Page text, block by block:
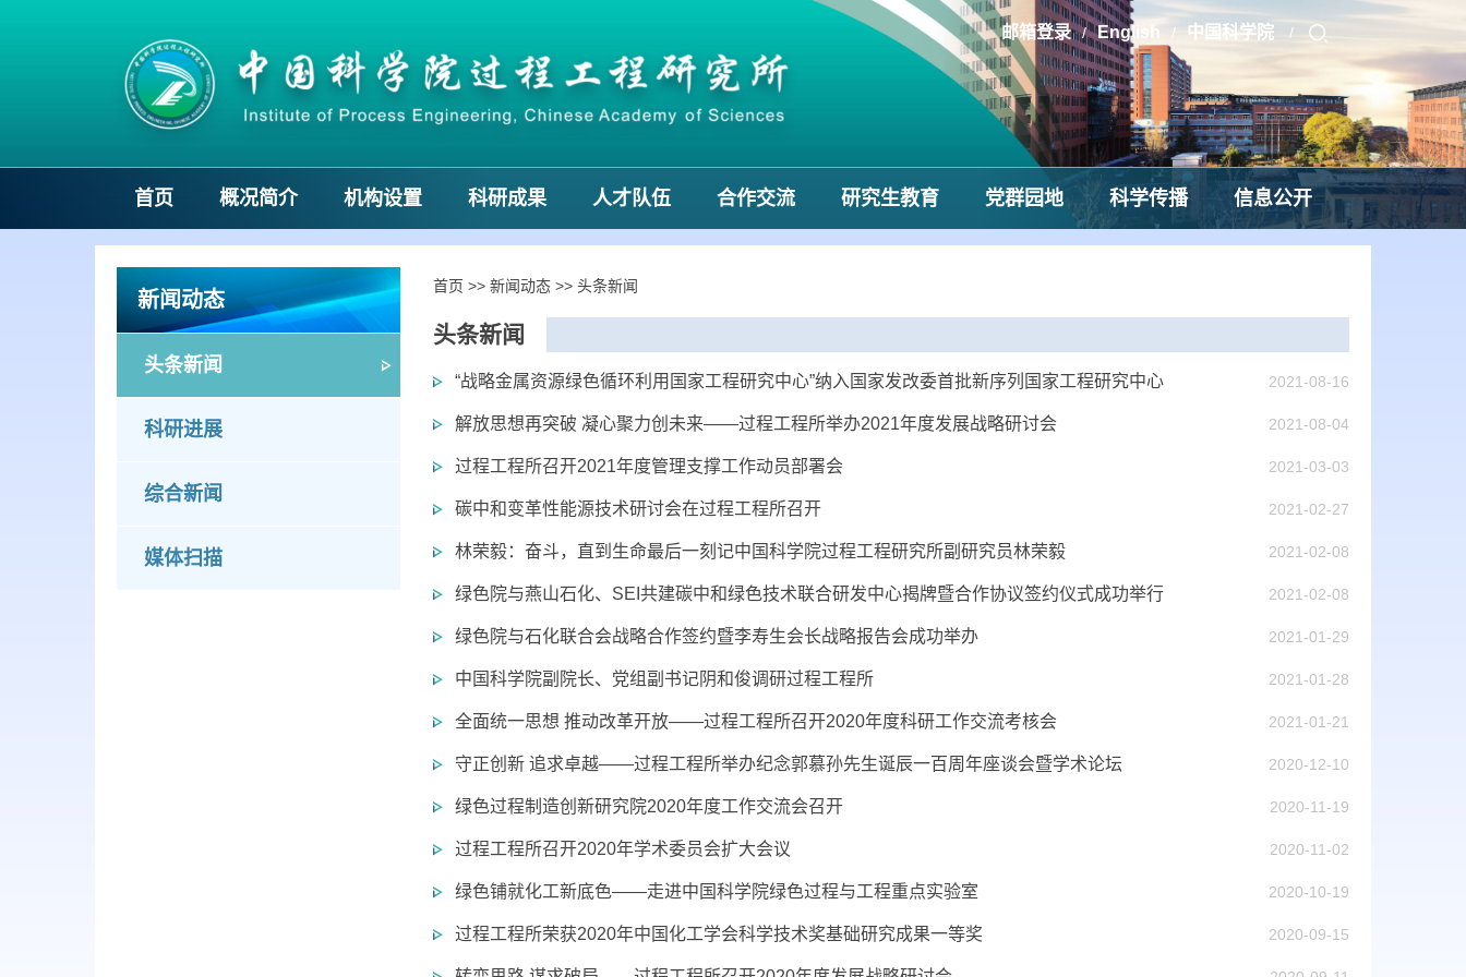
邮箱登录 / English / 中国科学院 /
首页 概况简介 机构设置 科研成果 人才队伍 合作交流 研究生教育 党群园地 科学传播 信息公开
新闻动态
头条新闻
科研进展
综合新闻
媒体扫描
首页 >> 新闻动态 >> 头条新闻
头条新闻
“战略金属资源绿色循环利用国家工程研究中心”纳入国家发改委首批新序列国家工程研究中心 2021-08-16
解放思想再突破 凝心聚力创未来——过程工程所举办2021年度发展战略研讨会 2021-08-04
过程工程所召开2021年度管理支撑工作动员部署会 2021-03-03
碳中和变革性能源技术研讨会在过程工程所召开 2021-02-27
林荣毅：奋斗，直到生命最后一刻记中国科学院过程工程研究所副研究员林荣毅 2021-02-08
绿色院与燕山石化、SEI共建碳中和绿色技术联合研发中心揭牌暨合作协议签约仪式成功举行 2021-02-08
绿色院与石化联合会战略合作签约暨李寿生会长战略报告会成功举办 2021-01-29
中国科学院副院长、党组副书记阴和俊调研过程工程所 2021-01-28
全面统一思想 推动改革开放——过程工程所召开2020年度科研工作交流考核会 2021-01-21
守正创新 追求卓越——过程工程所举办纪念郭慕孙先生诞辰一百周年座谈会暨学术论坛 2020-12-10
绿色过程制造创新研究院2020年度工作交流会召开 2020-11-19
过程工程所召开2020年学术委员会扩大会议 2020-11-02
绿色铺就化工新底色——走进中国科学院绿色过程与工程重点实验室 2020-10-19
过程工程所荣获2020年中国化工学会科学技术奖基础研究成果一等奖 2020-09-15